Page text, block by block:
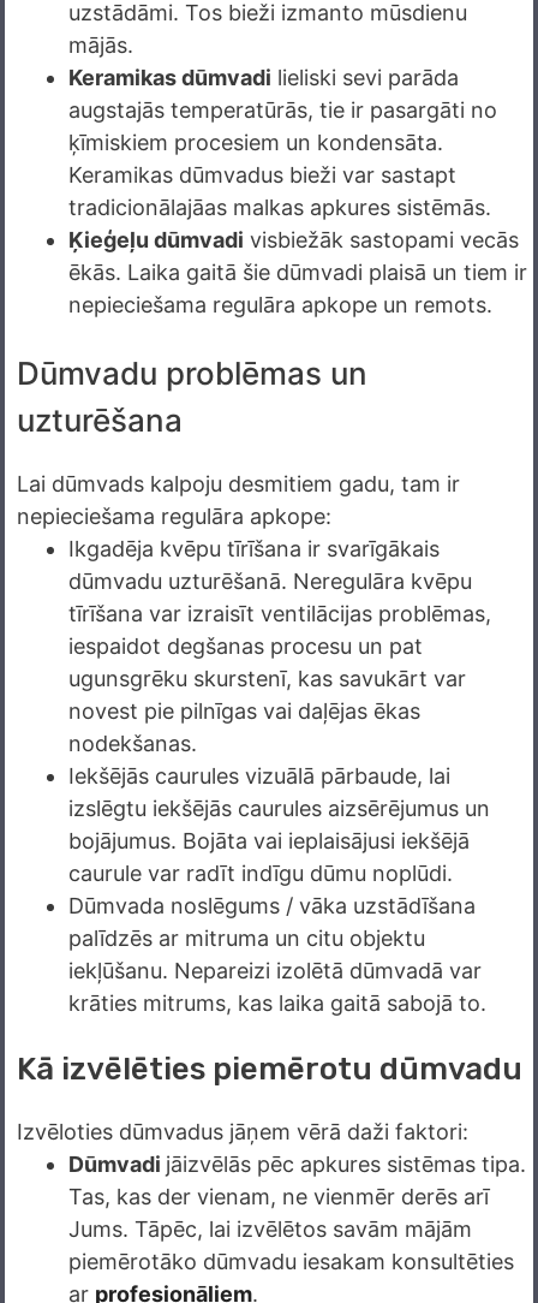
uzstādāmi. Tos bieži izmanto mūsdienu
mājās.
Keramikas dūmvadi lieliski sevi parāda
augstajās temperatūrās, tie ir pasargāti no
ķīmiskiem procesiem un kondensāta.
Keramikas dūmvadus bieži var sastapt
tradicionālajāas malkas apkures sistēmās.
Ķieģeļu dūmvadi visbiežāk sastopami vecās
ēkās. Laika gaitā šie dūmvadi plaisā un tiem ir
nepieciešama regulāra apkope un remots.
Dūmvadu problēmas un
uzturēšana
Lai dūmvads kalpoju desmitiem gadu, tam ir
nepieciešama regulāra apkope:
Ikgadēja kvēpu tīrīšana ir svarīgākais
dūmvadu uzturēšanā. Neregulāra kvēpu
tīrīšana var izraisīt ventilācijas problēmas,
iespaidot degšanas procesu un pat
ugunsgrēku skurstenī, kas savukārt var
novest pie pilnīgas vai daļējas ēkas
nodekšanas.
Iekšējās caurules vizuālā pārbaude, lai
izslēgtu iekšējās caurules aizsērējumus un
bojājumus. Bojāta vai ieplaisājusi iekšējā
caurule var radīt indīgu dūmu noplūdi.
Dūmvada noslēgums / vāka uzstādīšana
palīdzēs ar mitruma un citu objektu
iekļūšanu. Nepareizi izolētā dūmvadā var
krāties mitrums, kas laika gaitā sabojā to.
Kā izvēlēties piemērotu dūmvadu
Izvēloties dūmvadus jāņem vērā daži faktori:
Dūmvadi jāizvēlās pēc apkures sistēmas tipa.
Tas, kas der vienam, ne vienmēr derēs arī
Jums. Tāpēc, lai izvēlētos savām mājām
piemērotāko dūmvadu iesakam konsultēties
ar profesionāļiem.